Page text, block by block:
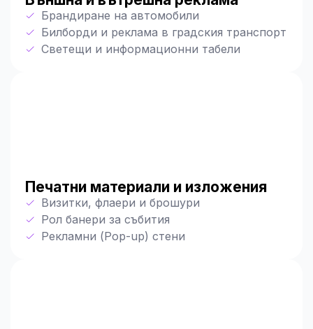
Брандиране на автомобили
Билборди и реклама в градския транспорт
Светещи и информационни табели
Печатни материали и изложения
Визитки, флаери и брошури
Рол банери за събития
Рекламни (Pop-up) стени